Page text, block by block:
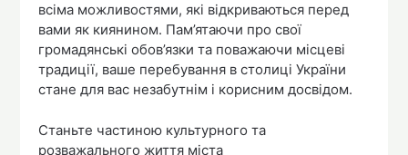
всіма можливостями, які відкриваються перед
вами як киянином. Пам’ятаючи про свої
громадянські обов’язки та поважаючи місцеві
традиції, ваше перебування в столиці України
стане для вас незабутнім і корисним досвідом.
Станьте частиною культурного та
розважального життя міста